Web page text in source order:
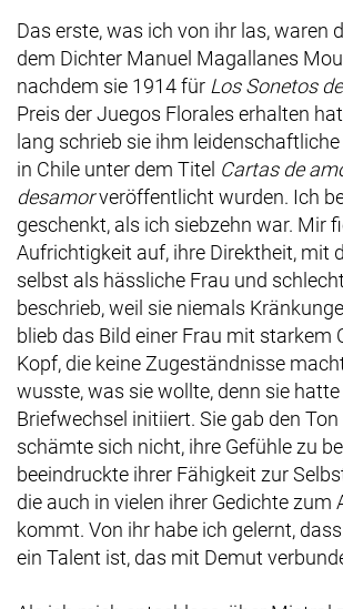
Das erste, was ich von ihr las, waren
dem Dichter Manuel Magallanes
nachdem sie 1914 für Los Sonetos
Preis derJuegos Florales erhalten
lang schrieb sie ihm
in Chile unter dem Titel Cartas de
desamorveröffentlicht wurden. Ich
geschenkt, als ich siebzehn war. Mir
Aufrichtigkeit auf, ihre Direktheit, mit
selbst als hässliche Frau und
beschrieb, weil sie niemals
blieb das Bild einer Frau mit starkem
Kopf, die keine Zugeständnisse
wusste, was sie wollte, denn sie hatte
Briefwechsel initiiert. Sie gab den Ton
schämte sich nicht, ihre Gefühle zu
beeindruckte ihrer Fähigkeit zur
die auch in vielen ihrer Gedichte zum
kommt. Von ihr habe ich gelernt,
ein Talent ist, das mit Demut